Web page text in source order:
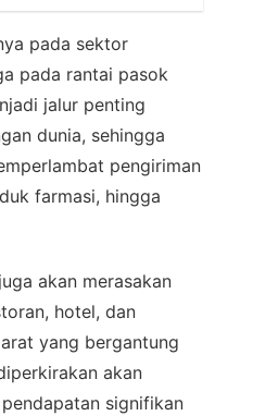
pada sektor
pada rantai pasok
jalur penting
dunia, sehingga
pengiriman
farmasi, hingga
akan merasakan
hotel, dan
yang bergantung
akan
signifikan